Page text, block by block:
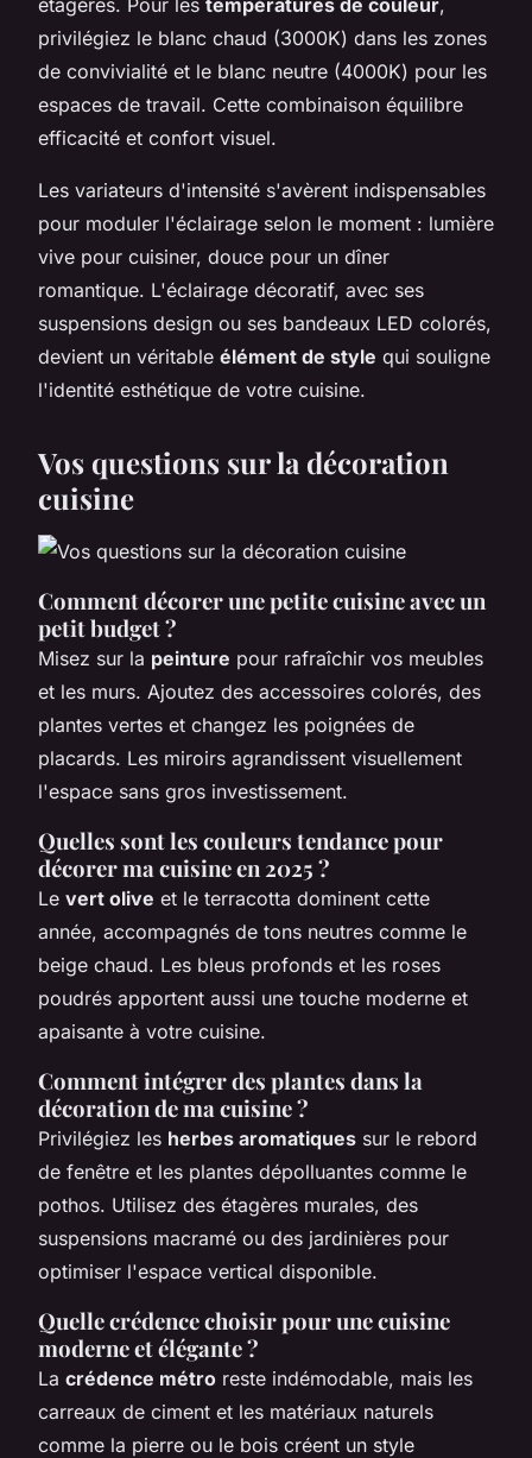
privilégiez le blanc chaud (3000K) dans les zones
de convivialité et le blanc neutre (4000K) pour les
espaces de travail. Cette combinaison équilibre
efficacité et confort visuel.
Les variateurs d'intensité s'avèrent indispensables
pour moduler l'éclairage selon le moment : lumière
vive pour cuisiner, douce pour un dîner
romantique. L'éclairage décoratif, avec ses
suspensions design ou ses bandeaux LED colorés,
devient un véritable élément de style qui souligne
l'identité esthétique de votre cuisine.
Vos questions sur la décoration
cuisine
Comment décorer une petite cuisine avec un
petit budget ?
Misez sur la peinture pour rafraîchir vos meubles
et les murs. Ajoutez des accessoires colorés, des
plantes vertes et changez les poignées de
placards. Les miroirs agrandissent visuellement
l'espace sans gros investissement.
Quelles sont les couleurs tendance pour
décorer ma cuisine en 2025 ?
Le vert olive et le terracotta dominent cette
année, accompagnés de tons neutres comme le
beige chaud. Les bleus profonds et les roses
poudrés apportent aussi une touche moderne et
apaisante à votre cuisine.
Comment intégrer des plantes dans la
décoration de ma cuisine ?
Privilégiez les herbes aromatiques sur le rebord
de fenêtre et les plantes dépolluantes comme le
pothos. Utilisez des étagères murales, des
suspensions macramé ou des jardinières pour
optimiser l'espace vertical disponible.
Quelle crédence choisir pour une cuisine
moderne et élégante ?
La crédence métro reste indémodable, mais les
carreaux de ciment et les matériaux naturels
comme la pierre ou le bois créent un style